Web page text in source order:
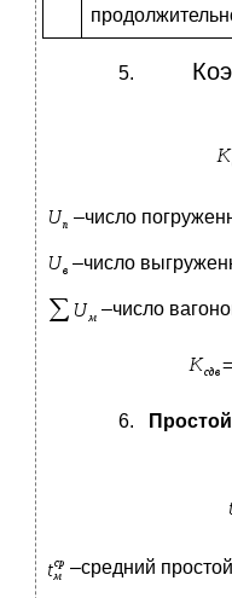
–число
–число
–число
–средний